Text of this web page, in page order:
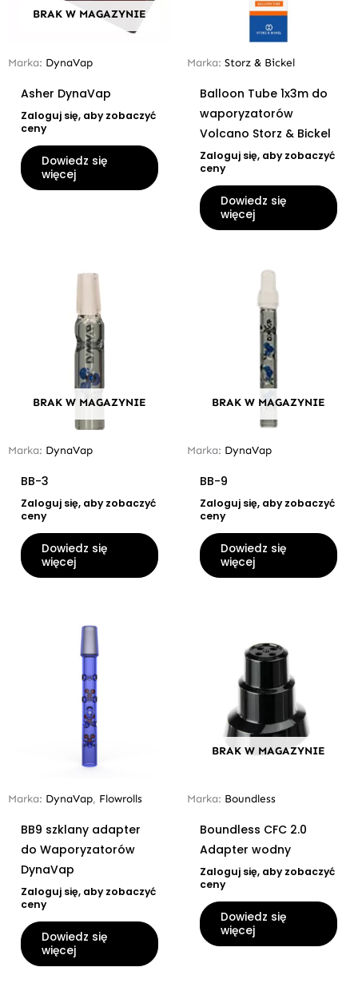
BRAK W MAGAZYNIE
Marka: DynaVap
Asher DynaVap
Zaloguj się, aby zobaczyć
ceny
Dowiedz się
więcej
Marka: Storz & Bickel
Balloon Tube 1x3m do
waporyzatorów
Volcano Storz & Bickel
Zaloguj się, aby zobaczyć
ceny
Dowiedz się
więcej
BRAK W MAGAZYNIE
Marka: DynaVap
BB-3
Zaloguj się, aby zobaczyć
ceny
Dowiedz się
więcej
BRAK W MAGAZYNIE
Marka: DynaVap
BB-9
Zaloguj się, aby zobaczyć
ceny
Dowiedz się
więcej
Marka: DynaVap, Flowrolls
BB9 szklany adapter
do Waporyzatorów
DynaVap
Zaloguj się, aby zobaczyć
ceny
Dowiedz się
więcej
BRAK W MAGAZYNIE
Marka: Boundless
Boundless CFC 2.0
Adapter wodny
Zaloguj się, aby zobaczyć
ceny
Dowiedz się
więcej